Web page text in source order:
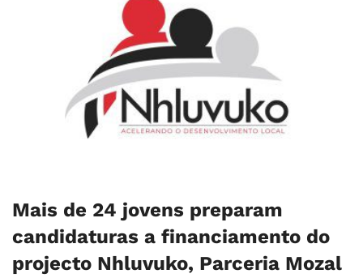
Mais de 24 jovens preparam
candidaturas a financiamento do
projecto Nhluvuko, Parceria Mozal